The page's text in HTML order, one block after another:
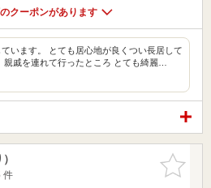
クーポンがあります
います。 とても居心地が良くつい長居して
親戚を連れて行ったところ とても綺麗…
お気に入
りに追加
件